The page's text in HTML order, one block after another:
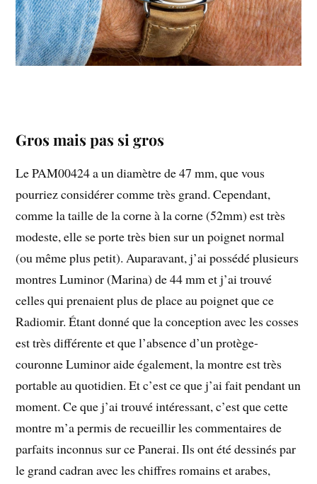
Gros mais pas si gros
Le PAM00424 a un diamètre de 47 mm, que vous
pourriez considérer comme très grand. Cependant,
comme la taille de la corne à la corne (52mm) est très
modeste, elle se porte très bien sur un poignet normal
(ou même plus petit). Auparavant, j’ai possédé plusieurs
montres Luminor (Marina) de 44 mm et j’ai trouvé
celles qui prenaient plus de place au poignet que ce
Radiomir. Étant donné que la conception avec les cosses
est très différente et que l’absence d’un protège-
couronne Luminor aide également, la montre est très
portable au quotidien. Et c’est ce que j’ai fait pendant un
moment. Ce que j’ai trouvé intéressant, c’est que cette
montre m’a permis de recueillir les commentaires de
parfaits inconnus sur ce Panerai. Ils ont été dessinés par
le grand cadran avec les chiffres romains et arabes,